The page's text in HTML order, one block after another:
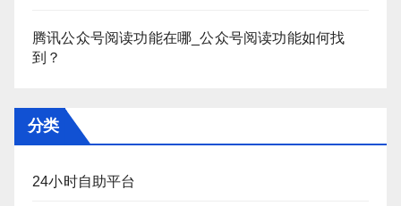
腾讯公众号阅读功能在哪_公众号阅读功能如何找
到？
分类
24小时自助平台